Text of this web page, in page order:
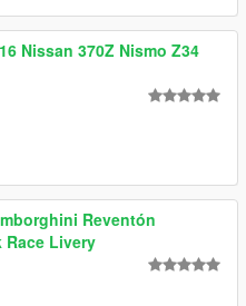
Nissan 370Z Nismo Z34
Reventón
Race Livery